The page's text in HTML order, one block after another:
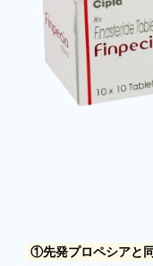
①先発プロペシアと